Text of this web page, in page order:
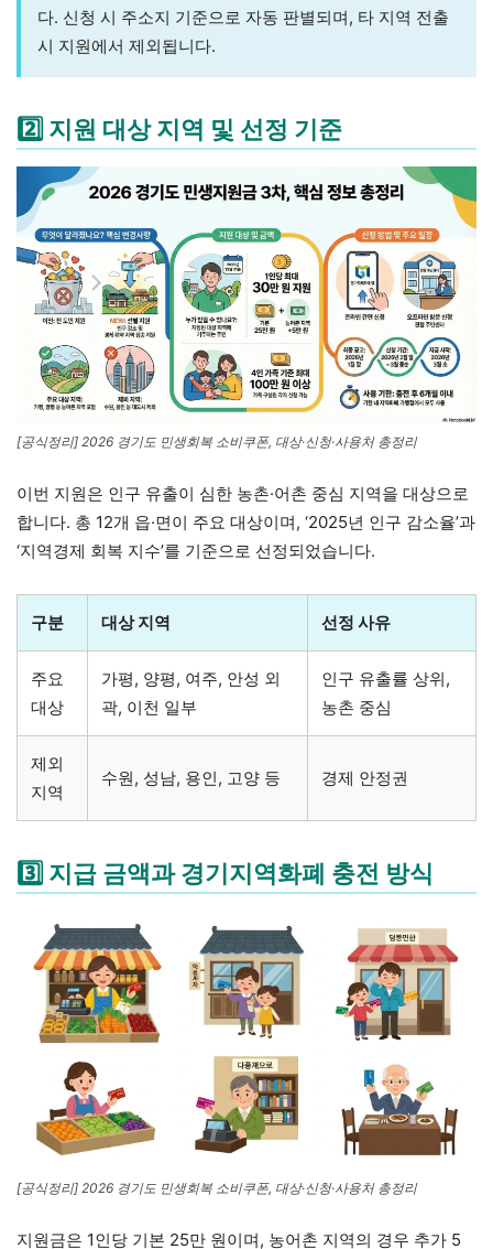
다. 신청 시 주소지 기준으로 자동 판별되며, 타 지역 전출
시 지원에서 제외됩니다.
2️⃣ 지원 대상 지역 및 선정 기준
[공식정리] 2026 경기도 민생회복 소비쿠폰, 대상·신청·사용처 총정리
이번 지원은 인구 유출이 심한 농촌·어촌 중심 지역을 대상으로
합니다. 총 12개 읍·면이 주요 대상이며, ‘2025년 인구 감소율’과
‘지역경제 회복 지수’를 기준으로 선정되었습니다.
구분 대상 지역 선정 사유
주요
대상
가평, 양평, 여주, 안성 외
곽, 이천 일부
인구 유출률 상위,
농촌 중심
제외
지역
수원, 성남, 용인, 고양 등 경제 안정권
3️⃣ 지급 금액과 경기지역화폐 충전 방식
[공식정리] 2026 경기도 민생회복 소비쿠폰, 대상·신청·사용처 총정리
지원금은 1인당 기본 25만 원이며, 농어촌 지역의 경우 추가 5